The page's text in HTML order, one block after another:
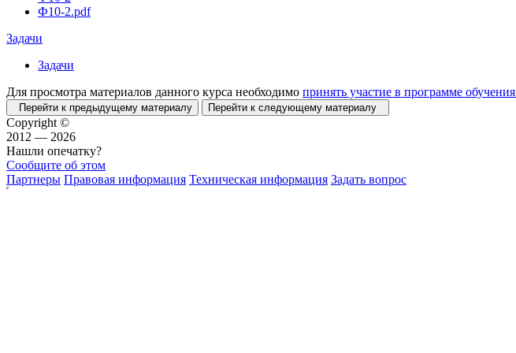
Ф10-2.pdf
Задачи
Задачи
Для просмотра материалов данного курса необходимо принять участие в программе обучения
Перейти к предыдущему материалу Перейти к следующему материалу
Copyright ©
2012 — 2026
Нашли опечатку?
Сообщите об этом
Партнеры Правовая информация Техническая информация Задать вопрос